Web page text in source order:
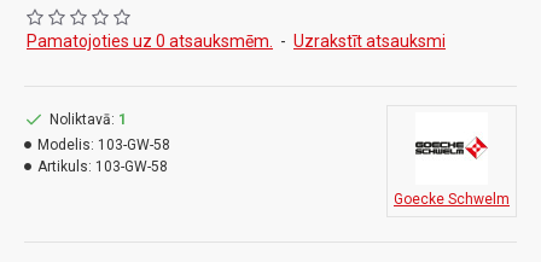
Tādu magnētisko sliežu leņķu elementu izmanto
dzelzceļa reljefa mērījumos, sliežu līnijas azimuta
iegūšanā, kur nepieciešama precīza objekta
orientācija.
Ierīce tiek novietota tieši uz sliedes, un pēc tam ar
Pamatojoties uz 0 atsauksmēm. - Uzrakstīt atsauksmi
Noliktavā: 1
Modelis: 103-GW-58
Artikuls: 103-GW-58
Goecke Schwelm